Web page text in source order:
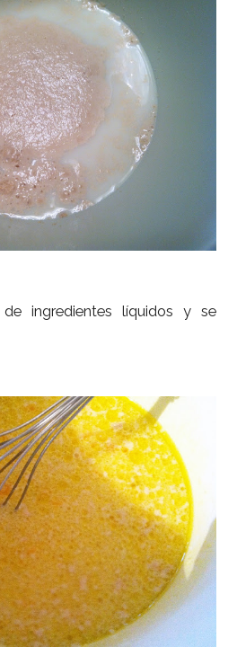
ingredientes líquidos y se